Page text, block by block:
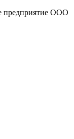
предприятие ООО